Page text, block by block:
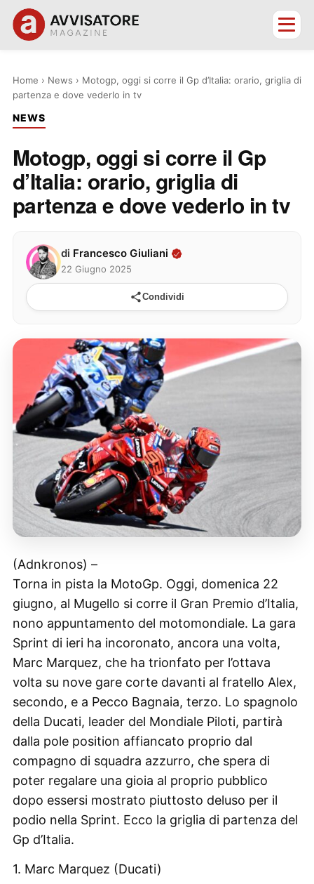
Home › News › Motogp, oggi si corre il Gp d’Italia: orario, griglia di
partenza e dove vederlo in tv
NEWS
Motogp, oggi si corre il Gp
d’Italia: orario, griglia di
partenza e dove vederlo in tv
di Francesco Giuliani
22 Giugno 2025
Condividi
(Adnkronos) –
Torna in pista la MotoGp. Oggi, domenica 22
giugno, al Mugello si corre il Gran Premio d’Italia,
nono appuntamento del motomondiale. La gara
Sprint di ieri ha incoronato, ancora una volta,
Marc Marquez, che ha trionfato per l’ottava
volta su nove gare corte davanti al fratello Alex,
secondo, e a Pecco Bagnaia, terzo. Lo spagnolo
della Ducati, leader del Mondiale Piloti, partirà
dalla pole position affiancato proprio dal
compagno di squadra azzurro, che spera di
poter regalare una gioia al proprio pubblico
dopo essersi mostrato piuttosto deluso per il
podio nella Sprint. Ecco la griglia di partenza del
Gp d’Italia.
1. Marc Marquez (Ducati)